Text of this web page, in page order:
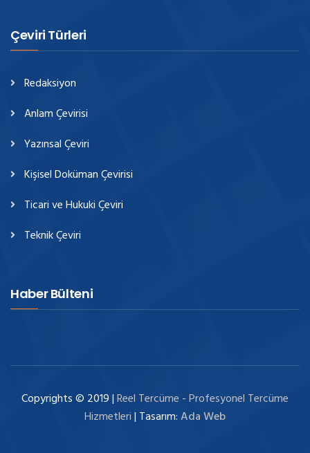
Çeviri Türleri
Redaksiyon
Anlam Çevirisi
Yazınsal Çeviri
Kişisel Doküman Çevirisi
Ticari ve Hukuki Çeviri
Teknik Çeviri
Haber Bülteni
Copyrights © 2019 |Reel Tercüme - Profesyonel Tercüme
Hizmetleri| Tasarım:Ada Web